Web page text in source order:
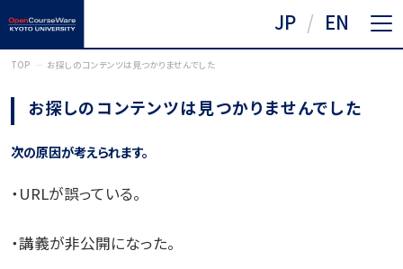
JP EN
TOP お探しのコンテンツは見つかりませんでした
お探しのコンテンツは見つかりませんでした
次の原因が考えられます。
・URLが誤っている。
・講義が非公開になった。